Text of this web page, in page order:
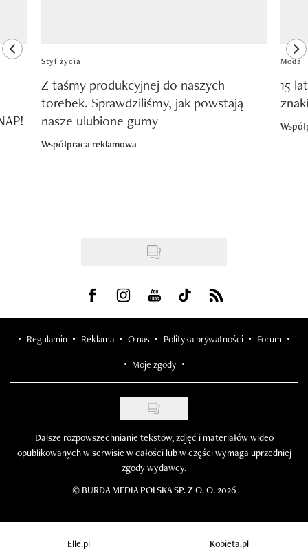
previous element
Styl życia
Z taśmy produkcyjnej do naszych
torebek. Sprawdziliśmy, jak powstają
nasze ulubione gumy
Współpraca reklamowa
Moda
15
Visit us on Facebook
Visit us on Instagram
Visit us on Youtube
Visit us on Tiktok
Visit us on Rss
Regulamin Reklama O nas Polityka prywatności Forum
Moje zgody
Dalsze rozpowszechnianie tekstów, zdjęć i materiałów wideo
opublikowanych w serwisie w całości lub w części wymaga uprzedniej
zgody wydawcy.
© BURDA MEDIA POLSKA SP. Z O. O. 2026
Elle.pl Kobieta.pl